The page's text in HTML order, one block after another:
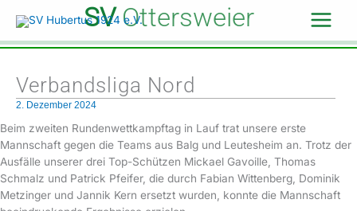
Inhalt
springen
SVOttersweier
Verbandsliga Nord
2. Dezember 2024
Beim zweiten Rundenwettkampftag in Lauf trat unsere erste
Mannschaft gegen die Teams aus Balg und Leutesheim an. Trotz der
Ausfälle unserer drei Top-Schützen Mickael Gavoille, Thomas
Schmalz und Patrick Pfeifer, die durch Fabian Wittenberg, Dominik
Metzinger und Jannik Kern ersetzt wurden, konnte die Mannschaft